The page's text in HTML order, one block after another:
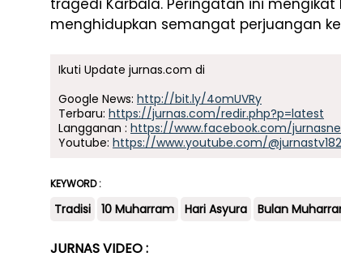
tragedi Karbala. Peringatan ini
menghidupkan semangat perjuangan
Ikuti Update jurnas.com di
Google News: http://bit.ly/4omUVRy
Terbaru: https://jurnas.com/redir.php?p=latest
Langganan : https://www.facebook.com/
Youtube: https://www.youtube.com/
KEYWORD :
Tradisi 10 Muharram Hari Asyura Bulan
JURNAS VIDEO :